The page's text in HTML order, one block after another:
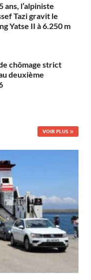
ans, l’alpiniste
Tazi gravit le
Yatse II à 6.250 m
chômage strict
deuxième
VOIR PLUS